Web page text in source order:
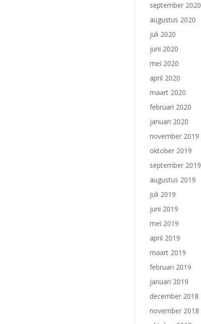
september 2020
augustus 2020
juli 2020
juni 2020
mei 2020
april 2020
maart 2020
februari 2020
januari 2020
november 2019
oktober 2019
september 2019
augustus 2019
juli 2019
juni 2019
mei 2019
april 2019
maart 2019
februari 2019
januari 2019
december 2018
november 2018